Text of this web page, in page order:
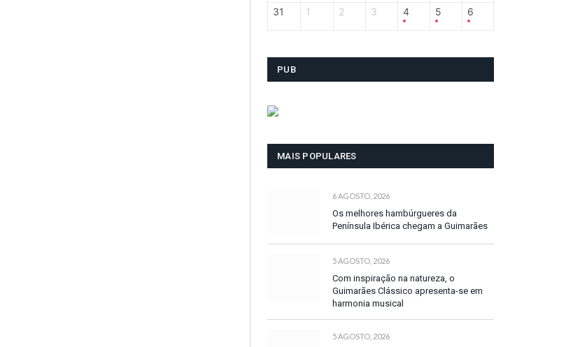
31 1 2 3 4 5 6
PUB
MAIS POPULARES
6 AGOSTO, 2026
Os melhores hambúrgueres da
Península Ibérica chegam a Guimarães
5 AGOSTO, 2026
Com inspiração na natureza, o
Guimarães Clássico apresenta-se em
harmonia musical
5 AGOSTO, 2026